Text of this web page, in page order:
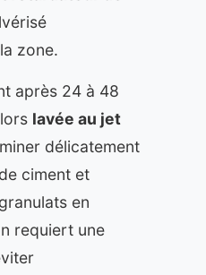
zone.
après 24 à 48
lavée au jet
délicatement
ciment et
en
requiert une